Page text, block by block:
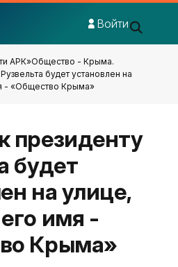
Войти
АРК»Общество - Крыма.
будет установлен на
- «Общество Крыма»
президенту
будет
на улице,
имя -
Крыма»